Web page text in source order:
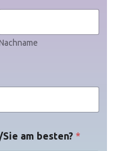
am besten? *